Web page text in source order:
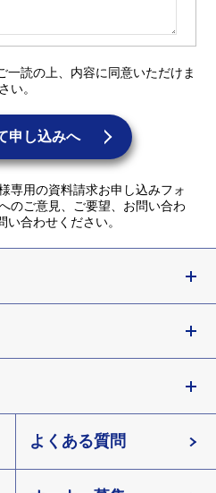
一読の上、内容に同意いただけま
い。
申し込みへ
専用の資料請求お申し込みフォ
のご意見、ご要望、お問い合わ
い合わせください。
宮城県
ゼとは
知識よくある質問